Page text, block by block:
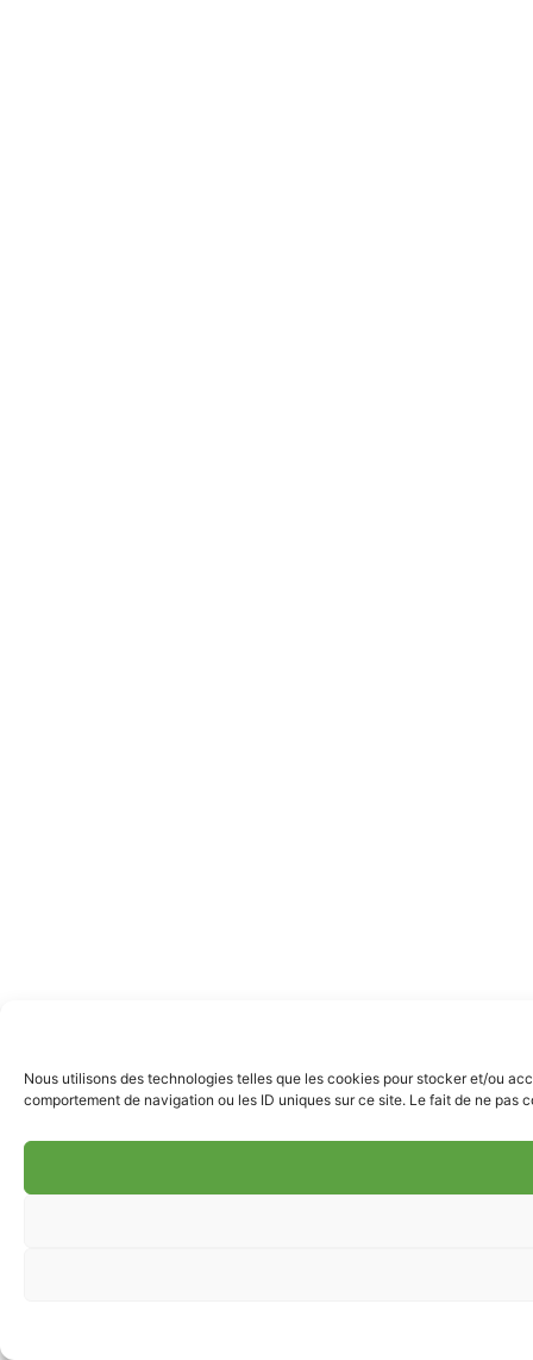
Nous utilisons des technologies telles que les cookies pour stocker et/ou
comportement de navigation ou les ID uniques sur ce site. Le fait de ne